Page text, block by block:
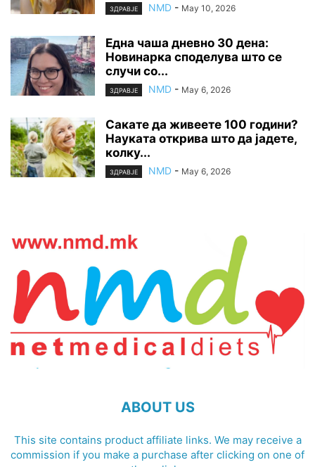
ЗДРАВЈЕ NMD - May 10, 2026
Една чаша дневно 30 дена:
Новинарка споделува што се
случи со...
ЗДРАВЈЕ NMD - May 6, 2026
Сакате да живеете 100 години?
Науката открива што да јадете,
колку...
ЗДРАВЈЕ NMD - May 6, 2026
ABOUT US
This site contains product affiliate links. We may receive a
commission if you make a purchase after clicking on one of